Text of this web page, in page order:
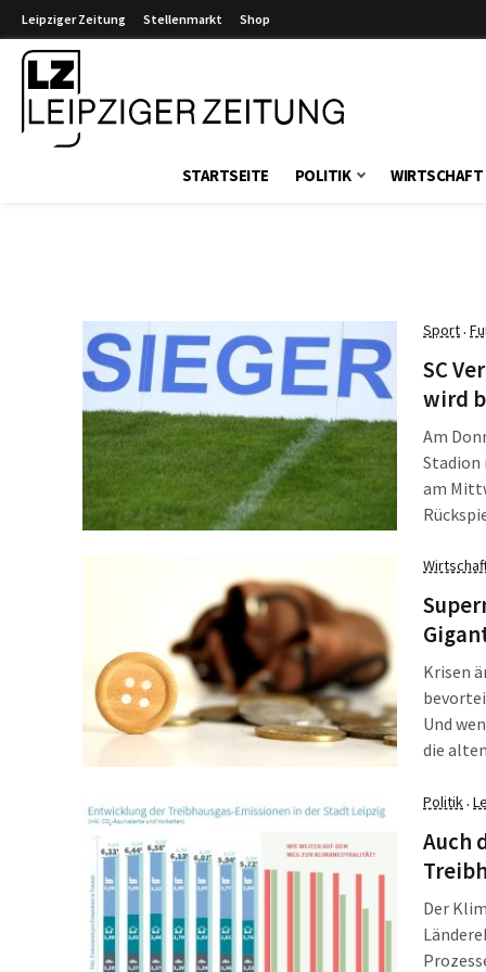
Leipziger Zeitung Stellenmarkt Shop
STARTSEITE POLITIK WIRTSCHAFT
Sport·
SC
wird
Am
Stadion
am
Verl
aber es
im
Krisen
Und
die
Umsatz.
Politik·
Auch
Der